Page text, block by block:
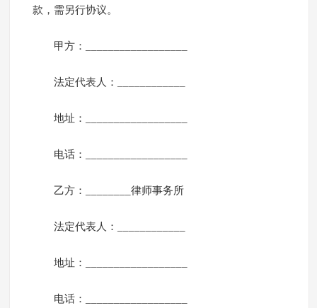
款，需另行协议。
甲方：__________________
法定代表人：____________
地址：__________________
电话：__________________
乙方：________律师事务所
法定代表人：____________
地址：__________________
电话：__________________